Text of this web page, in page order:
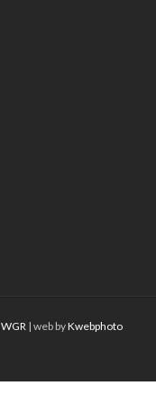
WGR | web byKwebphoto